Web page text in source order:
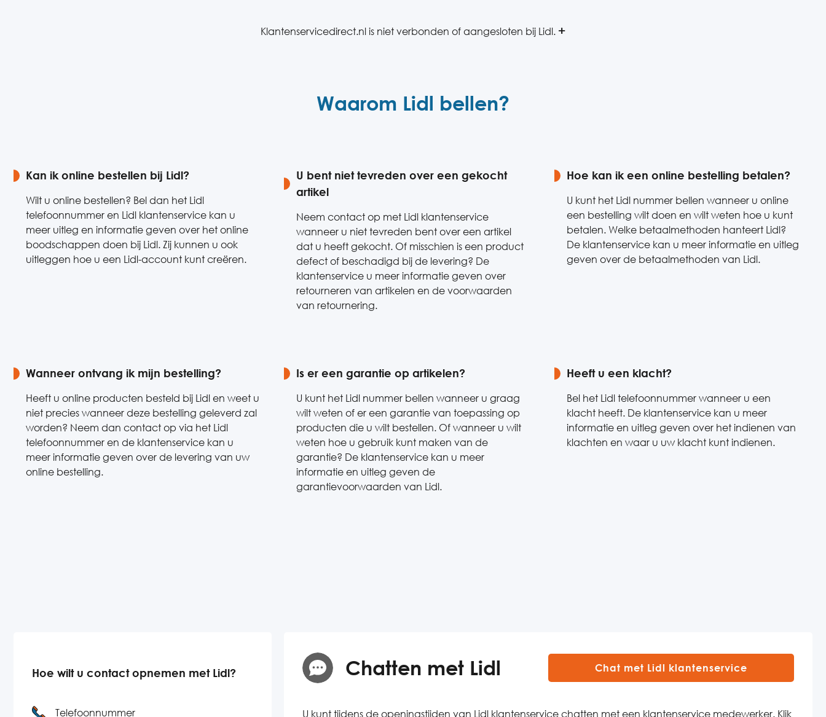
Klantenservicedirect.nl is niet verbonden of aangesloten bij Lidl.
Waarom Lidl bellen?
Kan ik online bestellen bij Lidl?
Wilt u online bestellen? Bel dan het Lidl
telefoonnummer en Lidl klantenservice kan u
meer uitleg en informatie geven over het online
boodschappen doen bij Lidl. Zij kunnen u ook
uitleggen hoe u een Lidl-account kunt creëren.
U bent niet tevreden over een gekocht
artikel
Neem contact op met Lidl klantenservice
wanneer u niet tevreden bent over een artikel
dat u heeft gekocht. Of misschien is een product
defect of beschadigd bij de levering? De
klantenservice u meer informatie geven over
retourneren van artikelen en de voorwaarden
van retournering.
Hoe kan ik een online bestelling betalen?
U kunt het Lidl nummer bellen wanneer u online
een bestelling wilt doen en wilt weten hoe u kunt
betalen. Welke betaalmethoden hanteert Lidl?
De klantenservice kan u meer informatie en uitleg
geven over de betaalmethoden van Lidl.
Wanneer ontvang ik mijn bestelling?
Heeft u online producten besteld bij Lidl en weet u
niet precies wanneer deze bestelling geleverd zal
worden? Neem dan contact op via het Lidl
telefoonnummer en de klantenservice kan u
meer informatie geven over de levering van uw
online bestelling.
Is er een garantie op artikelen?
U kunt het Lidl nummer bellen wanneer u graag
wilt weten of er een garantie van toepassing op
producten die u wilt bestellen. Of wanneer u wilt
weten hoe u gebruik kunt maken van de
garantie? De klantenservice kan u meer
informatie en uitleg geven de
garantievoorwaarden van Lidl.
Heeft u een klacht?
Bel het Lidl telefoonnummer wanneer u een
klacht heeft. De klantenservice kan u meer
informatie en uitleg geven over het indienen van
klachten en waar u uw klacht kunt indienen.
Hoe wilt u contact opnemen met Lidl?
Telefoonnummer
Chatten met Lidl Chat met Lidl klantenservice
U kunt tijdens de openingstijden van Lidl klantenservice chatten met een klantenservice medewerker. Klik